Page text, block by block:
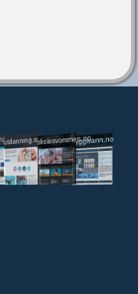
utdanning.svomming.no
skolesvommen.notryggivann.no